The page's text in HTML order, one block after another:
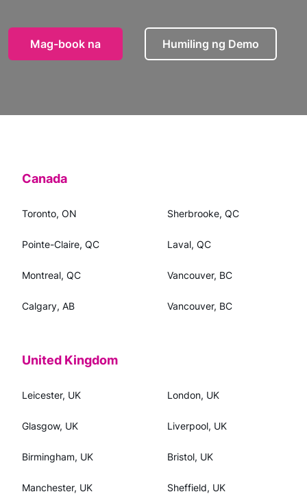
Mag-book na Humiling ng Demo
Canada
Toronto, ON Sherbrooke, QC
Pointe-Claire, QC Laval, QC
Montreal, QC Vancouver, BC
Calgary, AB Vancouver, BC
United Kingdom
Leicester, UK London, UK
Glasgow, UK Liverpool, UK
Birmingham, UK Bristol, UK
Manchester, UK Sheffield, UK